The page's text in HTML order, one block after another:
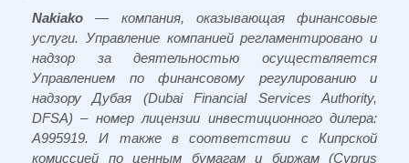
Nakiako — компания, оказывающая финансовые
услуги. Управление компанией регламентировано и
надзор за деятельностью осуществляется
Управлением по финансовому регулированию и
надзору Дубая (Dubai Financial Services Authority,
DFSA) – номер лицензии инвестиционного дилера:
A995919. И также в соответствии с Кипрской
комиссией по ценным бумагам и биржам (Cyprus